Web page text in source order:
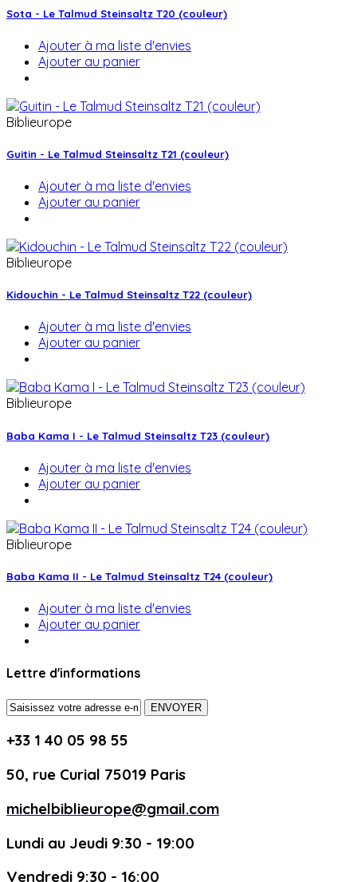
Sota - Le Talmud Steinsaltz T20 (couleur)
Ajouter à ma liste d'envies
Ajouter au panier
Biblieurope
Guitin - Le Talmud Steinsaltz T21 (couleur)
Ajouter à ma liste d'envies
Ajouter au panier
Biblieurope
Kidouchin - Le Talmud Steinsaltz T22 (couleur)
Ajouter à ma liste d'envies
Ajouter au panier
Biblieurope
Baba Kama I - Le Talmud Steinsaltz T23 (couleur)
Ajouter à ma liste d'envies
Ajouter au panier
Biblieurope
Baba Kama II - Le Talmud Steinsaltz T24 (couleur)
Ajouter à ma liste d'envies
Ajouter au panier
Lettre d'informations
ENVOYER
+33 1 40 05 98 55
50, rue Curial 75019 Paris
michelbiblieurope@gmail.com
Lundi au Jeudi 9:30 - 19:00
Vendredi 9:30 - 16:00